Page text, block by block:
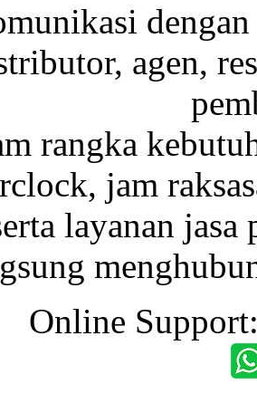
dengan
agen,
rangka
jam
layanan
Online